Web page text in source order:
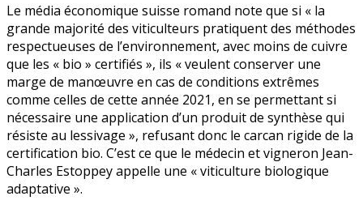
Le média économique suisse romand note que si « la
grande majorité des viticulteurs pratiquent des méthodes
respectueuses de l’environnement, avec moins de cuivre
que les « bio » certifiés », ils « veulent conserver une
marge de manœuvre en cas de conditions extrêmes
comme celles de cette année 2021, en se permettant si
nécessaire une application d’un produit de synthèse qui
résiste au lessivage », refusant donc le carcan rigide de la
certification bio. C’est ce que le médecin et vigneron Jean-
Charles Estoppey appelle une « viticulture biologique
adaptative ».